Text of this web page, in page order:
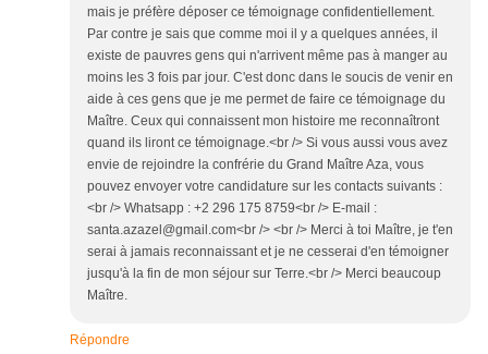
mais je préfère déposer ce témoignage confidentiellement.
Par contre je sais que comme moi il y a quelques années, il
existe de pauvres gens qui n'arrivent même pas à manger au
moins les 3 fois par jour. C'est donc dans le soucis de venir en
aide à ces gens que je me permet de faire ce témoignage du
Maître. Ceux qui connaissent mon histoire me reconnaîtront
quand ils liront ce témoignage.<br /> Si vous aussi vous avez
envie de rejoindre la confrérie du Grand Maître Aza, vous
pouvez envoyer votre candidature sur les contacts suivants :
<br /> Whatsapp : +2 296 175 8759<br /> E-mail :
santa.azazel@gmail.com<br /> <br /> Merci à toi Maître, je t'en
serai à jamais reconnaissant et je ne cesserai d'en témoigner
jusqu'à la fin de mon séjour sur Terre.<br /> Merci beaucoup
Maître.
Répondre